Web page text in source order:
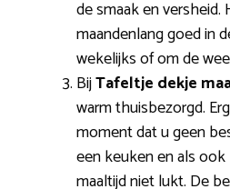
de smaak en
maandenlang goed in
wekelijks of om de
BijTafeltje dekje
warm thuisbezorgd.
moment dat u geen
een keuken en als
maaltijd niet lukt. De